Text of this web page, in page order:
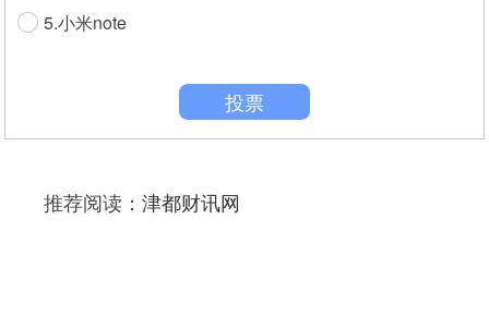
5.小米note
投票
推荐阅读：津都财讯网